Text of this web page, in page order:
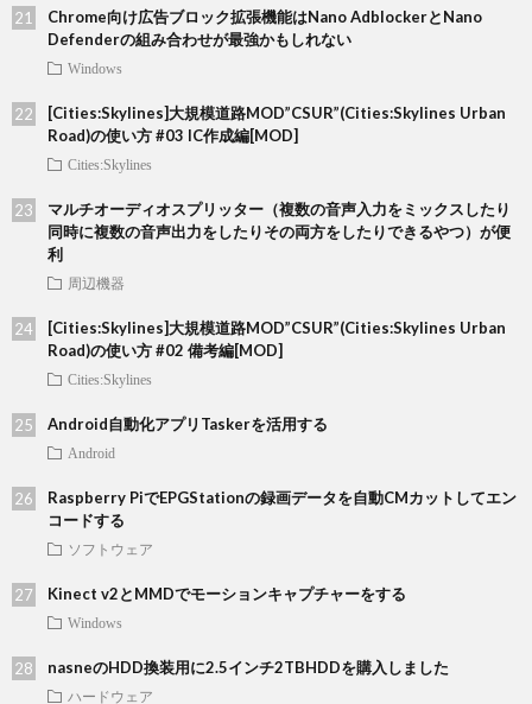
Chrome向け広告ブロック拡張機能はNano AdblockerとNano
Defenderの組み合わせが最強かもしれない
Windows
[Cities:Skylines]大規模道路MOD”CSUR”(Cities:Skylines Urban
Road)の使い方 #03 IC作成編[MOD]
Cities:Skylines
マルチオーディオスプリッター（複数の音声入力をミックスしたり
同時に複数の音声出力をしたりその両方をしたりできるやつ）が便
利
周辺機器
[Cities:Skylines]大規模道路MOD”CSUR”(Cities:Skylines Urban
Road)の使い方 #02 備考編[MOD]
Cities:Skylines
Android自動化アプリTaskerを活用する
Android
Raspberry PiでEPGStationの録画データを自動CMカットしてエン
コードする
ソフトウェア
Kinect v2とMMDでモーションキャプチャーをする
Windows
nasneのHDD換装用に2.5インチ2TBHDDを購入しました
ハードウェア